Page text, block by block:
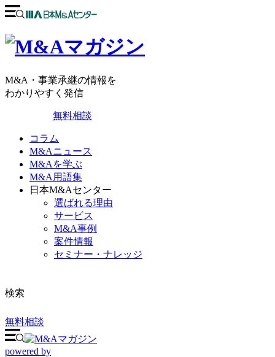
M&A・事業承継の情報を
わかりやすく発信
無料相談
コラム
M&Aニュース
M&Aを学ぶ
M&A用語集
日本M&Aセンター
選ばれる理由
サービス
M&A事例
案件情報
セミナー・ナレッジ
検索
無料相談
powered by